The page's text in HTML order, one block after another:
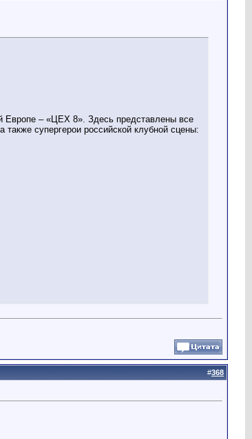
Европе – «ЦЕХ 8». Здесь представлены все
супергерои российской клубной сцены:
#368